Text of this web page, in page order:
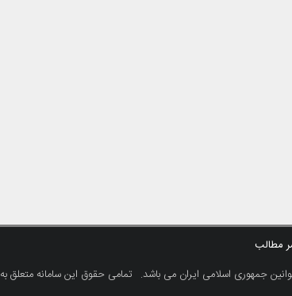
مطالب
جمهوری اسلامی ایران می باشد. تمامی حقوق این سامانه متعلق به